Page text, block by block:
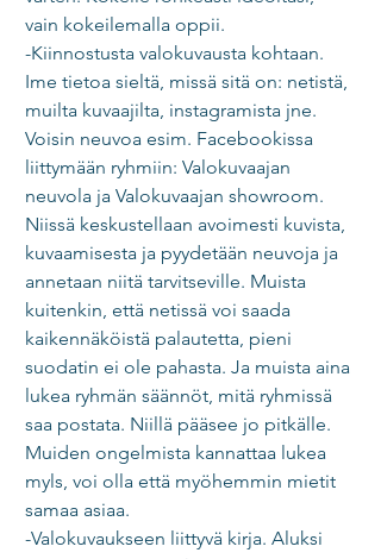
vain kokeilemalla oppii.
-Kiinnostusta valokuvausta kohtaan.
Ime tietoa sieltä, missä sitä on: netistä,
muilta kuvaajilta, instagramista jne.
Voisin neuvoa esim. Facebookissa
liittymään ryhmiin: Valokuvaajan
neuvola ja Valokuvaajan showroom.
Niissä keskustellaan avoimesti kuvista,
kuvaamisesta ja pyydetään neuvoja ja
annetaan niitä tarvitseville. Muista
kuitenkin, että netissä voi saada
kaikennäköistä palautetta, pieni
suodatin ei ole pahasta. Ja muista aina
lukea ryhmän säännöt, mitä ryhmissä
saa postata. Niillä pääsee jo pitkälle.
Muiden ongelmista kannattaa lukea
myls, voi olla että myöhemmin mietit
samaa asiaa.
-Valokuvaukseen liittyvä kirja. Aluksi